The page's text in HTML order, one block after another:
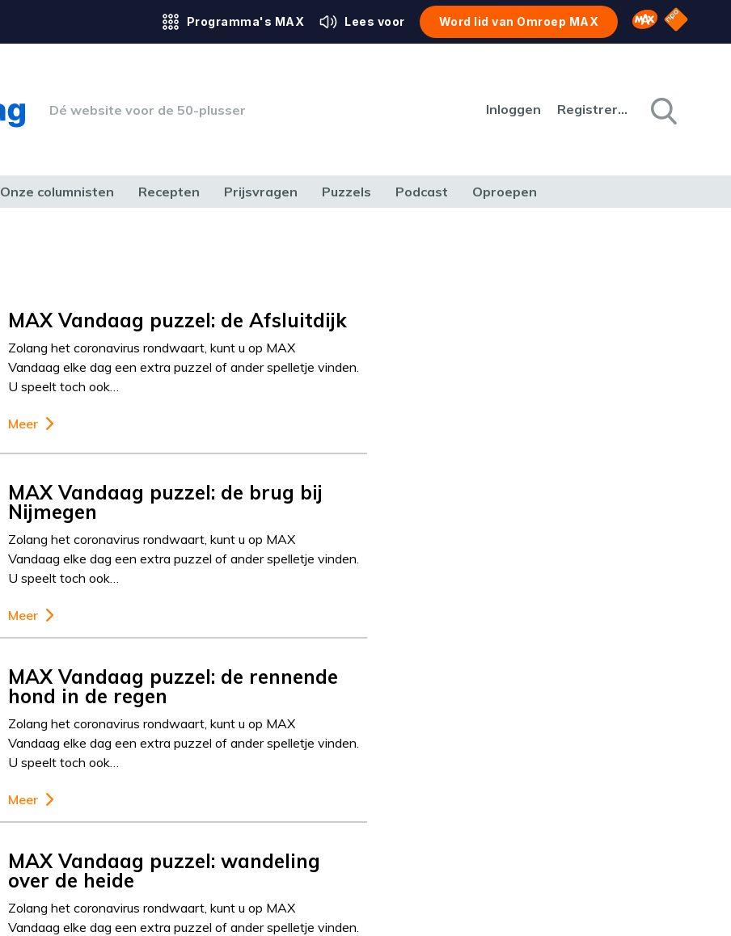
Programma's MAX Lees voor Word lid van Omroep MAX Omroep MAX
NPO
Dé website voor de 50-plusser Inloggen Registreren
Onze columnisten Recepten Prijsvragen Puzzels Podcast Oproepen
MAX Vandaag puzzel: de Afsluitdijk
Zolang het coronavirus rondwaart, kunt u op MAX
Vandaag elke dag een extra puzzel of ander spelletje vinden.
U speelt toch ook…
Meer
MAX Vandaag puzzel: de brug bij
Nijmegen
Zolang het coronavirus rondwaart, kunt u op MAX
Vandaag elke dag een extra puzzel of ander spelletje vinden.
U speelt toch ook…
Meer
MAX Vandaag puzzel: de rennende
hond in de regen
Zolang het coronavirus rondwaart, kunt u op MAX
Vandaag elke dag een extra puzzel of ander spelletje vinden.
U speelt toch ook…
Meer
MAX Vandaag puzzel: wandeling
over de heide
Zolang het coronavirus rondwaart, kunt u op MAX
Vandaag elke dag een extra puzzel of ander spelletje vinden.